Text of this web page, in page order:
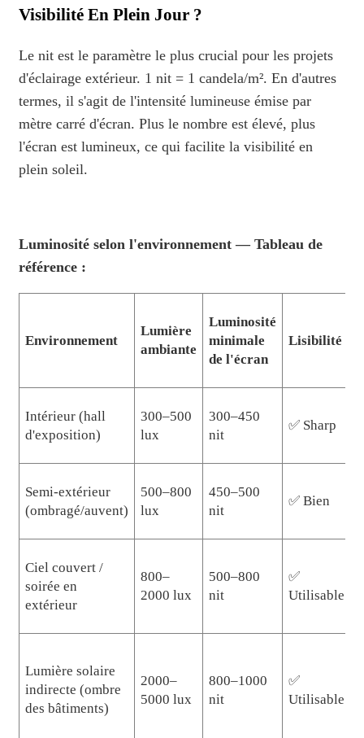
Visibilité En Plein Jour ?
Le nit est le paramètre le plus crucial pour les projets
d'éclairage extérieur. 1 nit = 1 candela/m². En d'autres
termes, il s'agit de l'intensité lumineuse émise par
mètre carré d'écran. Plus le nombre est élevé, plus
l'écran est lumineux, ce qui facilite la visibilité en
plein soleil.
Luminosité selon l'environnement — Tableau de
référence :
Environnement
Lumière
ambiante
Luminosité
minimale
de l'écran
Lisibilité
Intérieur (hall
d'exposition)
300–500
lux
300–450
nit
✅ Sharp
Semi-extérieur
(ombragé/auvent)
500–800
lux
450–500
nit
✅ Bien
Ciel couvert /
soirée en
extérieur
800–
2000 lux
500–800
nit
✅
Utilisable
Lumière solaire
indirecte (ombre
des bâtiments)
2000–
5000 lux
800–1000
nit
✅
Utilisable